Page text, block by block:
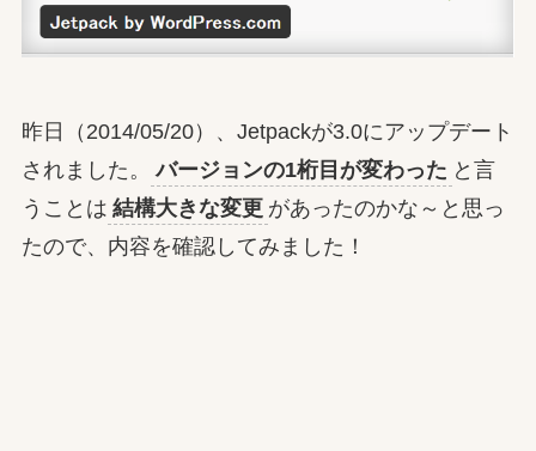
昨日（2014/05/20）、Jetpackが3.0にアップデート
されました。
バージョンの1桁目が変わった と言
うことは 結構大きな変更 があったのかな～と思っ
たので、内容を確認してみました！